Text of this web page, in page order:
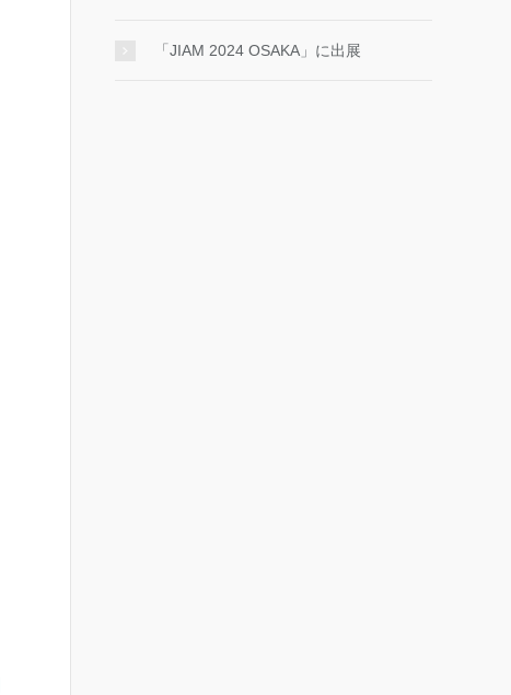
「JIAM 2024 OSAKA」に出展